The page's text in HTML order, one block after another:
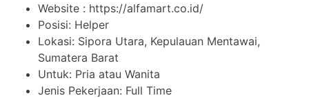
Website : https://alfamart.co.id/
Posisi: Helper
Lokasi: Sipora Utara, Kepulauan Mentawai,
Sumatera Barat
Untuk: Pria atau Wanita
Jenis Pekerjaan: Full Time